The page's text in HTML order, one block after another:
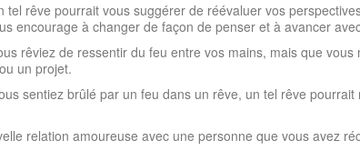
rêve pourrait vous suggérer de réévaluer vos
encourage à changer de façon de penser et à avancer
rêviez de ressentir du feu entre vos mains, mais que
un projet.
sentiez brûlé par un feu dans un rêve, un tel rêve
relation amoureuse avec une personne que vous avez